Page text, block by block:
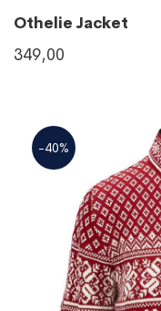
Othelie Jacket
349,00
-40%